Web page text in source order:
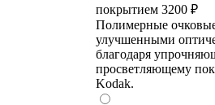
покрытием 3200 ₽
Полимерные
улучшенными
благодаря
просветляющему
Kodak.